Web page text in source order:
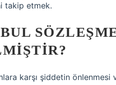
takip etmek.
karşı şiddetin